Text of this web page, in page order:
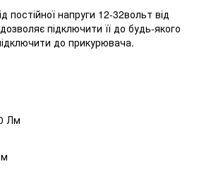
постійної напруги 12-32вольт від
підключити її до будь-якого
до прикурювача.
Лм